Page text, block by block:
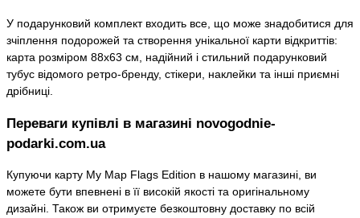
У подарунковий комплект входить все, що може знадобитися для
зчіплення подорожей та створення унікальної карти відкриттів:
карта розміром 88х63 см, надійний і стильний подарунковий
тубус відомого ретро-бренду, стікери, наклейки та інші приємні
дрібниці.
Переваги купівлі в магазині novogodnie-
podarki.com.ua
Купуючи карту My Map Flags Edition в нашому магазині, ви
можете бути впевнені в її високій якості та оригінальному
дизайні. Також ви отримуєте безкоштовну доставку по всій